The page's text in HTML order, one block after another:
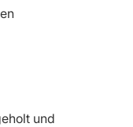
und